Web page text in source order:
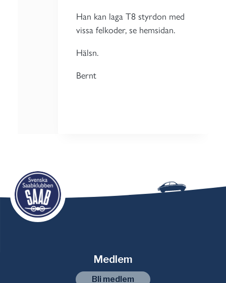
Han kan laga T8 styrdon med
vissa felkoder, se hemsidan.
Hälsn.
Bernt
Medlem
Bli medlem